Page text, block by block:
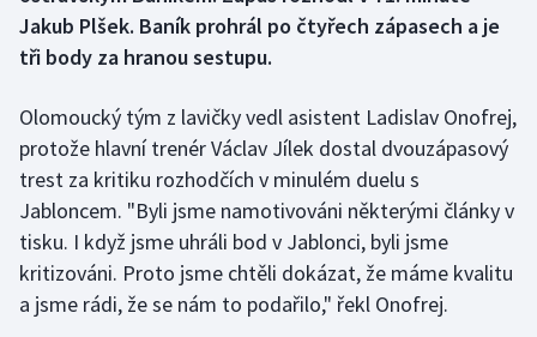
Curling
Florbal
Golf
Gymnastika
Jakub Plšek. Baník prohrál po čtyřech zápasech a je
tři body za hranou sestupu.
Olomoucký tým z lavičky vedl asistent Ladislav Onofrej,
protože hlavní trenér Václav Jílek dostal dvouzápasový
trest za kritiku rozhodčích v minulém duelu s
Jabloncem. "Byli jsme namotivováni některými články v
tisku. I když jsme uhráli bod v Jablonci, byli jsme
kritizováni. Proto jsme chtěli dokázat, že máme kvalitu
a jsme rádi, že se nám to podařilo," řekl Onofrej.